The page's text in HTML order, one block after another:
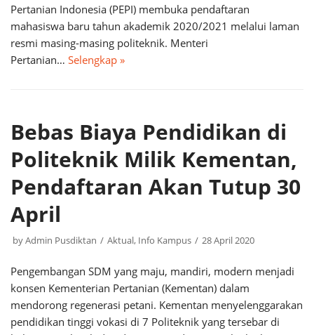
Pertanian Indonesia (PEPI) membuka pendaftaran
mahasiswa baru tahun akademik 2020/2021 melalui laman
resmi masing-masing politeknik. Menteri
Pertanian… Selengkap »
Bebas Biaya Pendidikan di
Politeknik Milik Kementan,
Pendaftaran Akan Tutup 30
April
byAdmin Pusdiktan Aktual, Info Kampus 28 April 2020
Pengembangan SDM yang maju, mandiri, modern menjadi
konsen Kementerian Pertanian (Kementan) dalam
mendorong regenerasi petani. Kementan menyelenggarakan
pendidikan tinggi vokasi di 7 Politeknik yang tersebar di